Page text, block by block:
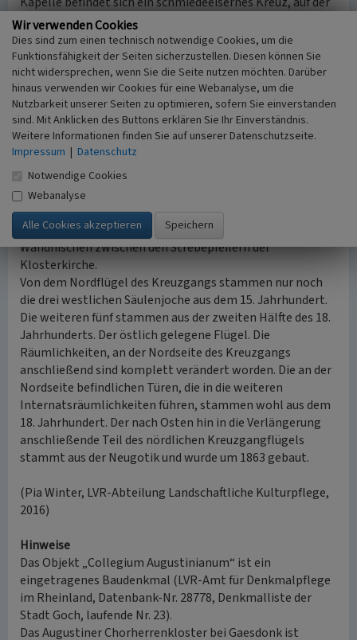
die vergoldete Statuette der Mater Dolorosa.
nach oben
Der Kreuzgang und die Klosterbibliothek
Der an der Nordseite der Kirche angeschlossene und
erhaltende Südflügel des Kreuzganges stammt aus dem
15. Jahrhundert. der zweigeschossige Bau wird durch
Strebepfeiler und „zweiteilige Fenster in korbbogigen
Blenden gegliedert“ (www.goch.de). Erst nach dem
Zweiten Weltkrieg wurde die Kirche und der Kreuzgang
miteinander verbunden. Die alte Klosterbibliothek
befindet sich im Obergeschoss. Charakteristisch sind hier
die kreuzgratgewölbten Decken und die eingelassenen
Wandnischen zwischen den Strebepfeilern der
Klosterkirche.
Von dem Nordflügel des Kreuzgangs stammen nur noch
die drei westlichen Säulenjoche aus dem 15. Jahrhundert.
Die weiteren fünf stammen aus der zweiten Hälfte des 18.
Jahrhunderts. Der östlich gelegene Flügel. Die
Räumlichkeiten, an der Nordseite des Kreuzgangs
anschließend sind komplett verändert worden. Die an der
Nordseite befindlichen Türen, die in die weiteren
Internatsräumlichkeiten führen, stammen wohl aus dem
18. Jahrhundert. Der nach Osten hin in die Verlängerung
anschließende Teil des nördlichen Kreuzgangflügels
stammt aus der Neugotik und wurde um 1863 gebaut.
(Pia Winter, LVR-Abteilung Landschaftliche Kulturpflege,
2016)
Hinweise
Das Objekt „Collegium Augustinianum“ ist ein
eingetragenes Baudenkmal (LVR-Amt für Denkmalpflege
im Rheinland, Datenbank-Nr. 28778, Denkmalliste der
Stadt Goch, laufende Nr. 23).
Das Augustiner Chorherrenkloster bei Gaesdonk ist
Wir verwenden Cookies
Dies sind zum einen technisch notwendige Cookies, um die
Funktionsfähigkeit der Seiten sicherzustellen. Diesen können Sie
nicht widersprechen, wenn Sie die Seite nutzen möchten. Darüber
hinaus verwenden wir Cookies für eine Webanalyse, um die
Nutzbarkeit unserer Seiten zu optimieren, sofern Sie einverstanden
sind. Mit Anklicken des Buttons erklären Sie Ihr Einverständnis.
Weitere Informationen finden Sie auf unserer Datenschutzseite.
Impressum | Datenschutz
Notwendige Cookies
Webanalyse